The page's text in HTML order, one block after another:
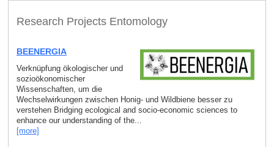
Research Projects Entomology
BEENERGIA
Verknüpfung ökologischer und
sozioökonomischer
Wissenschaften, um die
Wechselwirkungen zwischen Honig- und Wildbiene besser zu
verstehen Bridging ecological and socio-economic sciences to
enhance our understanding of the...
[more]